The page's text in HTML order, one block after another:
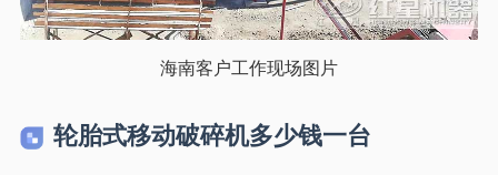
海南客户工作现场图片
轮胎式移动破碎机多少钱一台